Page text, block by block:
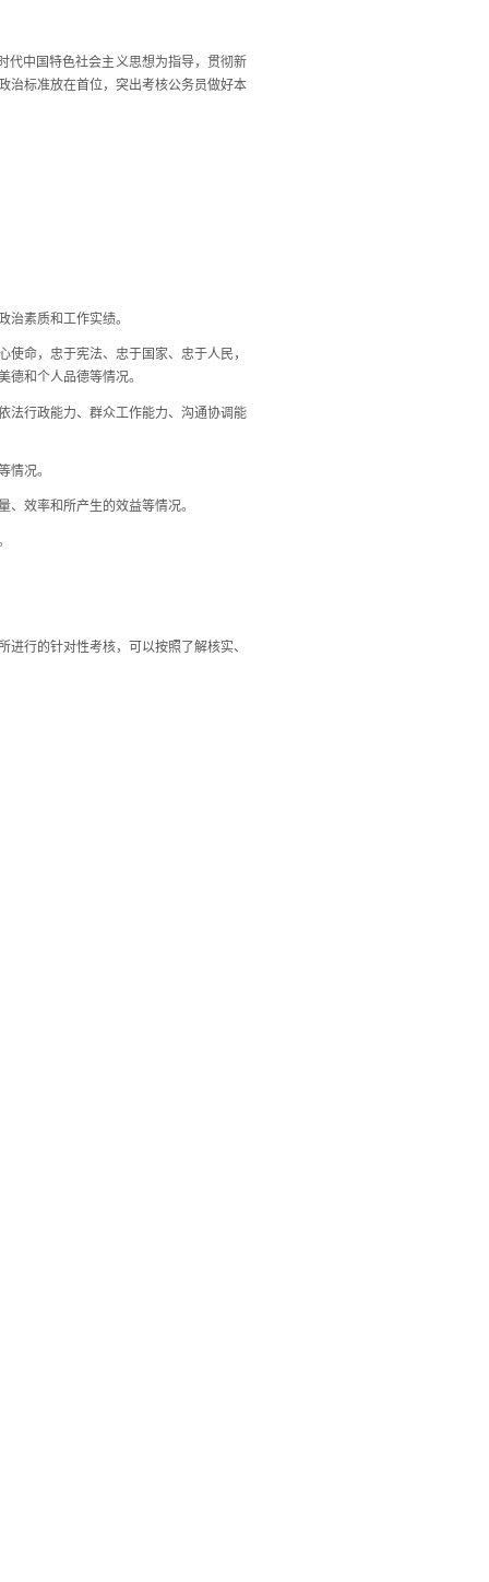
代中国特色社会主义思想为指导，贯彻新
治标准放在首位，突出考核公务员做好本
素质和工作实绩。
命，忠于宪法、忠于国家、忠于人民，
德和个人品德等情况。
行政能力、群众工作能力、沟通协调能
况。
效率和所产生的效益等情况。
行的针对性考核，可以按照了解核实、